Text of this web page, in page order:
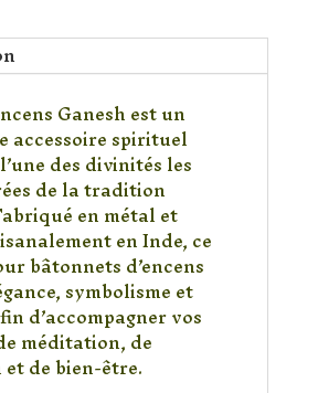
Ganesh est un
accessoire spirituel
des divinités les
de la tradition
en métal et
en Inde, ce
bâtonnets d’encens
symbolisme et
d’accompagner vos
méditation, de
de bien-être.